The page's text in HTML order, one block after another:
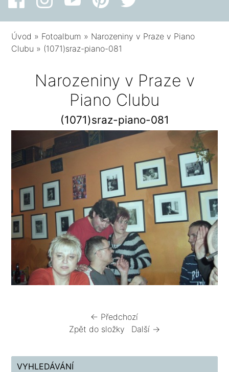
Úvod » Fotoalbum » Narozeniny v Praze v Piano
Clubu » (1071)sraz-piano-081
Narozeniny v Praze v
Piano Clubu
(1071)sraz-piano-081
← Předchozí
Zpět do složky
Další →
VYHLEDÁVÁNÍ